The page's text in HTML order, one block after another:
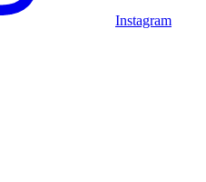
Instagram